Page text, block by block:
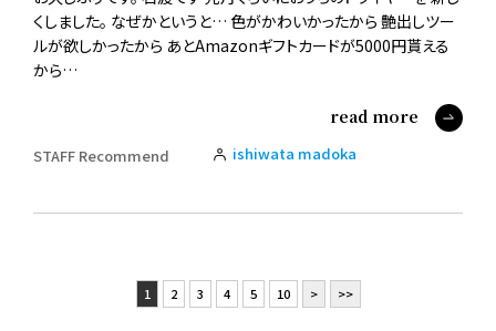
くしました。 なぜかというと… 色がかわいかったから 艶出しツー
ルが欲しかったから あとAmazonギフトカードが5000円貰える
から…
read more
STAFF Recommend ishiwata madoka
1 2 3 4 5 10 > >>